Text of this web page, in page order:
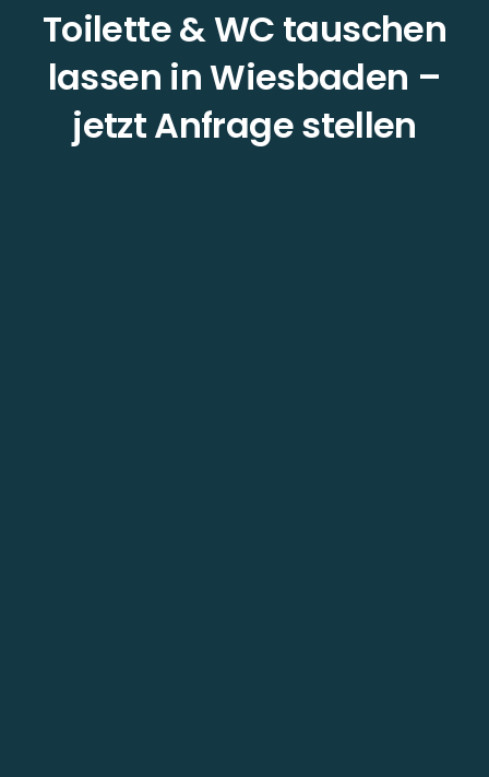
Toilette & WC tauschen
lassen in Wiesbaden –
jetzt Anfrage stellen